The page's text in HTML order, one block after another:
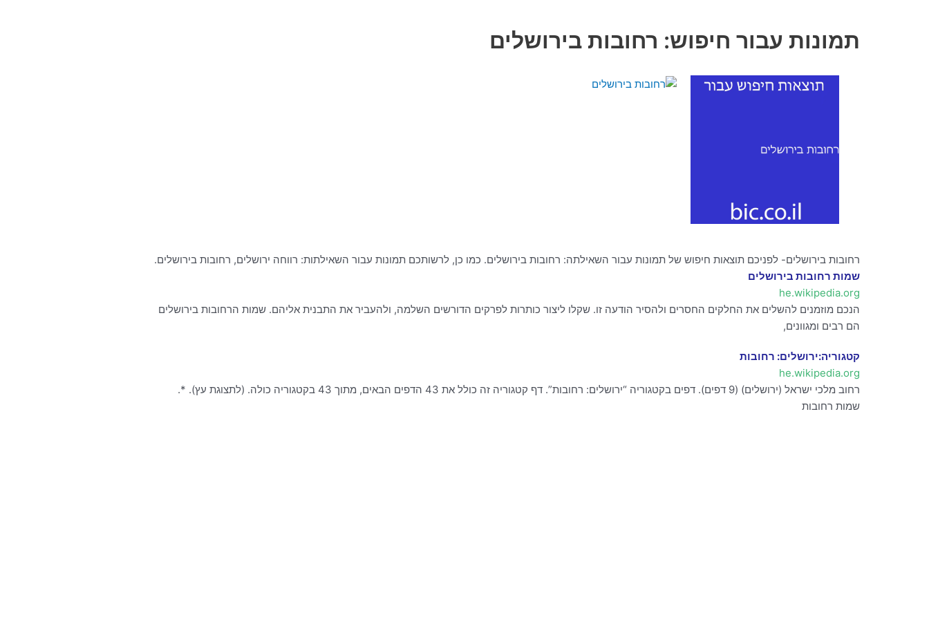
תמונות עבור חיפוש: רחובות בירושלים
רחובות בירושלים- לפניכם תוצאות חיפוש של תמונות עבור השאילתה: רחובות בירושלים. כמו כן, לרשותכם תמונות עבור השאילתות: רווחה ירושלים, רחובות בירושלים.
שמות רחובות בירושלים
he.wikipedia.org
הנכם מוזמנים להשלים את החלקים החסרים ולהסיר הודעה זו. שקלו ליצור כותרות לפרקים הדורשים השלמה, ולהעביר את התבנית אליהם. שמות הרחובות בירושלים
הם רבים ומגוונים,
קטגוריה:ירושלים: רחובות
he.wikipedia.org
רחוב מלכי ישראל (ירושלים)‏ (9 דפים). דפים בקטגוריה “ירושלים: רחובות”. דף קטגוריה זה כולל את 43 הדפים הבאים, מתוך 43 בקטגוריה כולה. (לתצוגת עץ). *.
שמות רחובות